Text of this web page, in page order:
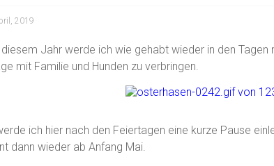
2019
Jahr werde ich wie gehabt wieder in den Tagen
mit Familie und Hunden zu verbringen.
ich hier nach den Feiertagen eine kurze Pause
dann wieder ab Anfang Mai.